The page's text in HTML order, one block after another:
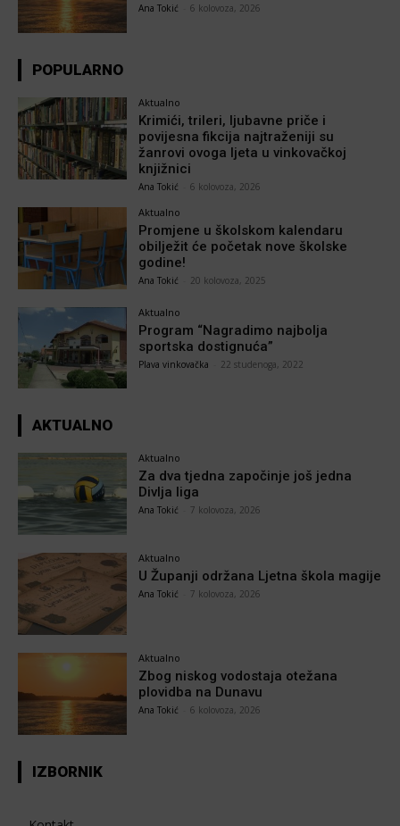
Ana Tokić 6 kolovoza, 2026
POPULARNO
Aktualno
Krimići, trileri, ljubavne priče i
povijesna fikcija najtraženiji su
žanrovi ovoga ljeta u vinkovačkoj
knjižnici
Ana Tokić 6 kolovoza, 2026
Aktualno
Promjene u školskom kalendaru
obilježit će početak nove školske
godine!
Ana Tokić 20 kolovoza, 2025
Aktualno
Program “Nagradimo najbolja
sportska dostignuća”
Plava vinkovačka 22 studenoga, 2022
AKTUALNO
Aktualno
Za dva tjedna započinje još jedna
Divlja liga
Ana Tokić 7 kolovoza, 2026
Aktualno
U Županji održana Ljetna škola magije
Ana Tokić 7 kolovoza, 2026
Aktualno
Zbog niskog vodostaja otežana
plovidba na Dunavu
Ana Tokić 6 kolovoza, 2026
IZBORNIK